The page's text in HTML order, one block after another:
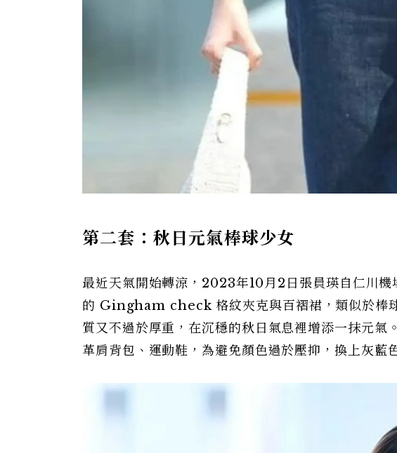
第二套：秋日元氣棒球少女
最近天氣開始轉涼，2023年10月2日張員瑛自仁川
的 Gingham check 格紋夾克與百褶裙，類似於棒
質又不過於厚重，在沉穩的秋日氣息裡增添一抹元
革肩背包、運動鞋，為避免顏色過於壓抑，換上灰藍